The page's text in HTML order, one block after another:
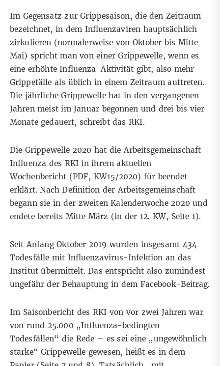
Im Gegensatz zur Grippesaison, die den Zeitraum
bezeichnet, in dem Influenzaviren hauptsächlich
zirkulieren (normalerweise von Oktober bis Mitte
Mai) spricht man von einer Grippewelle, wenn es
eine erhöhte Influenza-Aktivität gibt, also mehr
Grippefälle als üblich in einem Zeitraum auftreten.
Die jährliche Grippewelle hat in den vergangenen
Jahren meist im Januar begonnen und drei bis vier
Monate gedauert, schreibt das RKI.
Die Grippewelle 2020 hat die Arbeitsgemeinschaft
Influenza des RKI in ihrem aktuellen
Wochenbericht (PDF, KW15/2020) für beendet
erklärt. Nach Definition der Arbeitsgemeinschaft
begann sie in der zweiten Kalenderwoche 2020 und
endete bereits Mitte März (in der 12. KW, Seite 1).
Seit Anfang Oktober 2019 wurden insgesamt 434
Todesfälle mit Influenzavirus-Infektion an das
Institut übermittelt. Das entspricht also zumindest
ungefähr der Behauptung in dem Facebook-Beitrag.
Im Saisonbericht des RKI von vor zwei Jahren war
von rund 25.000 „Influenza-bedingten
Todesfällen“ die Rede – es sei eine „ungewöhnlich
starke“ Grippewelle gewesen, heißt es in dem